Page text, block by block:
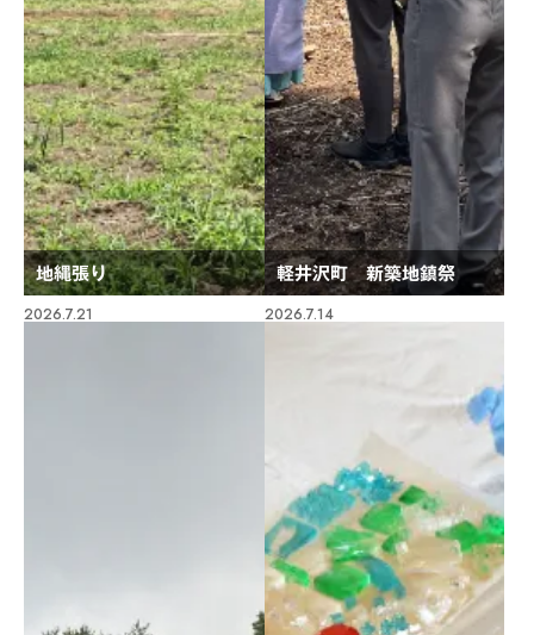
地縄張り 軽井沢町 新築地鎮祭
2026.7.21 2026.7.14